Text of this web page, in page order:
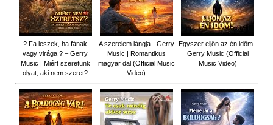
? Fa leszek, ha fának
vagy virága ? – Gerry
Music | Miért szeretünk
olyat, aki nem szeret?
A szerelem lángja - Gerry
Music | Romantikus
magyar dal (Official Music
Video)
Egyszer eljön az én időm -
Gerry Music (Official
Music Video)